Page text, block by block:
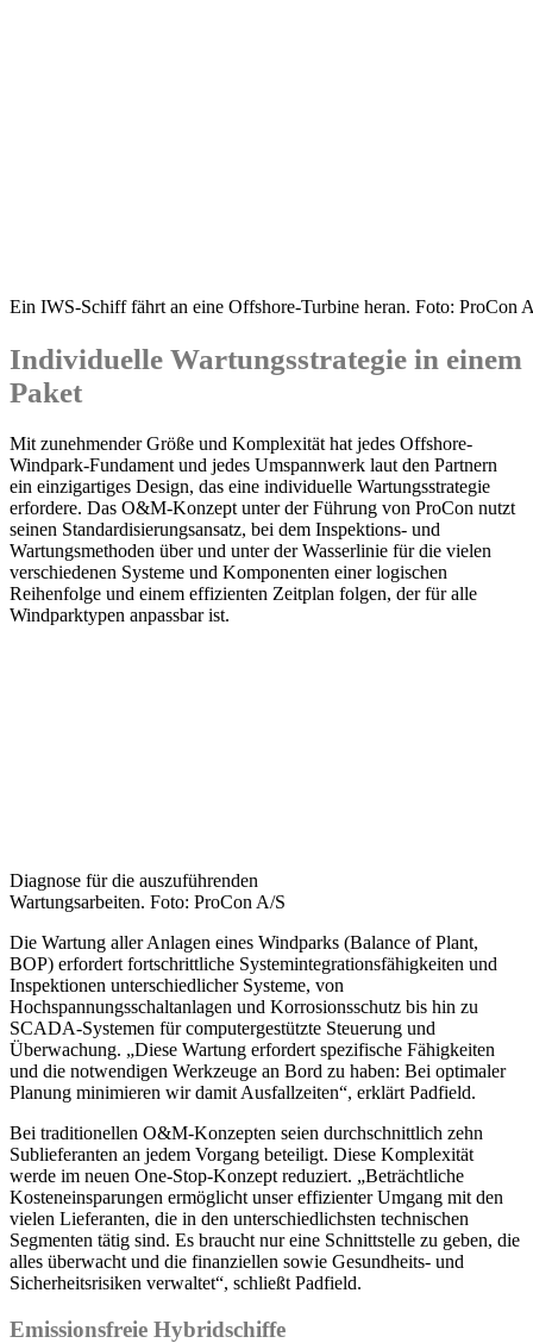
Ein IWS-Schiff fährt an eine Offshore-Turbine heran. Foto: ProCon
Individuelle Wartungsstrategie in einem
Paket
Mit zunehmender Größe und Komplexität hat jedes Offshore-
Windpark-Fundament und jedes Umspannwerk laut den Partnern
ein einzigartiges Design, das eine individuelle Wartungsstrategie
erfordere. Das O&M-Konzept unter der Führung von ProCon nutzt
seinen Standardisierungsansatz, bei dem Inspektions- und
Wartungsmethoden über und unter der Wasserlinie für die vielen
verschiedenen Systeme und Komponenten einer logischen
Reihenfolge und einem effizienten Zeitplan folgen, der für alle
Windparktypen anpassbar ist.
Diagnose für die auszuführenden
Wartungsarbeiten. Foto: ProCon A/S
Die Wartung aller Anlagen eines Windparks (Balance of Plant,
BOP) erfordert fortschrittliche Systemintegrationsfähigkeiten und
Inspektionen unterschiedlicher Systeme, von
Hochspannungsschaltanlagen und Korrosionsschutz bis hin zu
SCADA-Systemen für computergestützte Steuerung und
Überwachung. „Diese Wartung erfordert spezifische Fähigkeiten
und die notwendigen Werkzeuge an Bord zu haben: Bei optimaler
Planung minimieren wir damit Ausfallzeiten“, erklärt Padfield.
Bei traditionellen O&M-Konzepten seien durchschnittlich zehn
Sublieferanten an jedem Vorgang beteiligt. Diese Komplexität
werde im neuen One-Stop-Konzept reduziert. „Beträchtliche
Kosteneinsparungen ermöglicht unser effizienter Umgang mit den
vielen Lieferanten, die in den unterschiedlichsten technischen
Segmenten tätig sind. Es braucht nur eine Schnittstelle zu geben, die
alles überwacht und die finanziellen sowie Gesundheits- und
Sicherheitsrisiken verwaltet“, schließt Padfield.
Emissionsfreie Hybridschiffe